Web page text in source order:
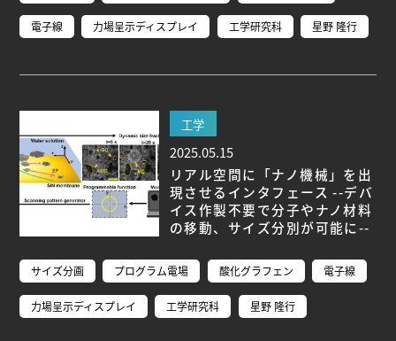
Researchers' VOICE
Links
名古屋大学
名古屋大学基金
研究者総覧
電子線 力場呈示ディスプレイ 工学研究科 星野 隆行
工学
2025.05.15
リアル空間に「ナノ機械」を出
現させるインタフェース --デバ
イス作製不要で分子やナノ材料
の移動、サイズ分別が可能に--
サイズ分画 プログラム電場 酸化グラフェン 電子線
力場呈示ディスプレイ 工学研究科 星野 隆行